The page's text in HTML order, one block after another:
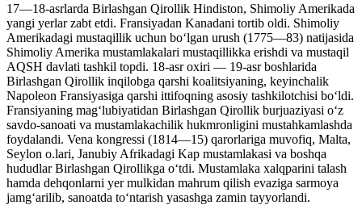
17—18-asrlarda Birlashgan Qirollik Hindiston, Shimoliy Amerikada
yangi yerlar zabt etdi. Fransiyadan Kanadani tortib oldi. Shimoliy
Amerikadagi mustaqillik uchun boʻlgan urush (1775—83) natijasida
Shimoliy Amerika mustamlakalari mustaqillikka erishdi va mustaqil
AQSH davlati tashkil topdi. 18-asr oxiri — 19-asr boshlarida
Birlashgan Qirollik inqilobga qarshi koalitsiyaning, keyinchalik
Napoleon Fransiyasiga qarshi ittifoqning asosiy tashkilotchisi boʻldi.
Fransiyaning magʻlubiyatidan Birlashgan Qirollik burjuaziyasi oʻz
savdo-sanoati va mustamlakachilik hukmronligini mustahkamlashda
foydalandi. Vena kongressi (1814—15) qarorlariga muvofiq, Malta,
Seylon o.lari, Janubiy Afrikadagi Kap mustamlakasi va boshqa
hududlar Birlashgan Qirollikga oʻtdi. Mustamlaka xalqparini talash
hamda dehqonlarni yer mulkidan mahrum qilish evaziga sarmoya
jamgʻarilib, sanoatda toʻntarish yasashga zamin tayyorlandi.